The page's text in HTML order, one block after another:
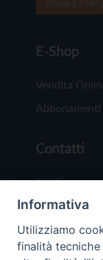
E-Shop
Vendita
Abbonamenti
Contatti
Chi Siamo
Redazione
Scrivici
Informativa
Utilizziamo
finalità